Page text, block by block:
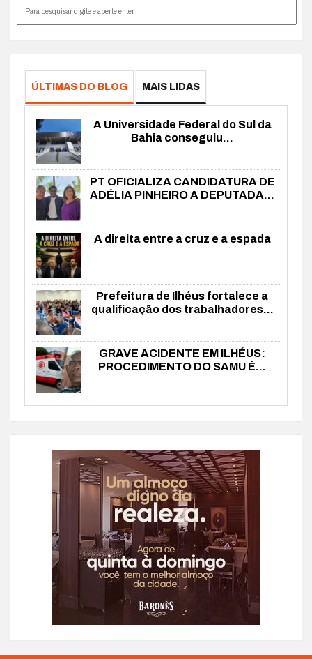
ÚLTIMAS DO BLOG MAIS LIDAS
A Universidade Federal do Sul da
Bahia conseguiu...
PT OFICIALIZA CANDIDATURA DE
ADÉLIA PINHEIRO A DEPUTADA...
A direita entre a cruz e a espada
Prefeitura de Ilhéus fortalece a
qualificação dos trabalhadores...
GRAVE ACIDENTE EM ILHÉUS:
PROCEDIMENTO DO SAMU É...